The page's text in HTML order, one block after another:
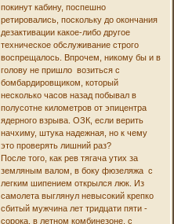
покинут кабину, поспешно
ретировались, поскольку до окончания
дезактивации какое-либо другое
техническое обслуживание строго
воспрещалось. Впрочем, никому бы и в
голову не пришло возиться с
бомбардировщиком, который
несколько часов назад побывал в
полусотне километров от эпицентра
ядерного взрыва. ОЗК, если верить
начхиму, штука надежная, но к чему
это проверять лишний раз?
После того, как рев тягача утих за
земляным валом, в боку фюзеляжа с
легким шипением открылся люк. Из
самолета выглянул невысокий крепко
сбитый мужчина лет тридцати пяти -
сорока, в летном комбинезоне, с